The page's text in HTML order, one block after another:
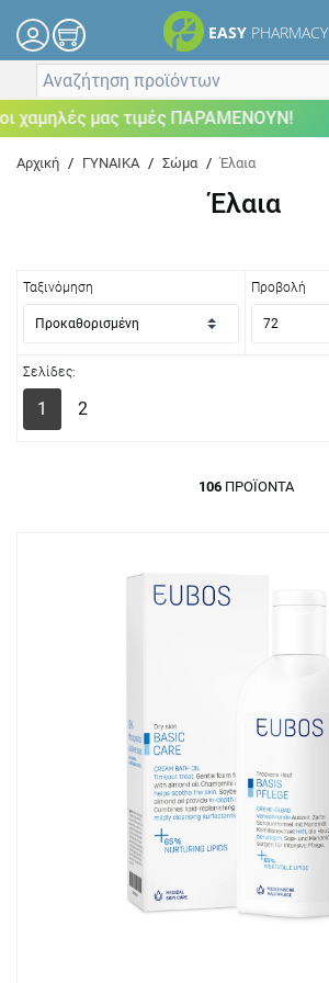
EASY PHARMACY
μας τιμές ΠΑΡΑΜΕΝΟΥΝ!
Αρχική / ΓΥΝΑΙΚΑ / Σώμα / Έλαια
Έλαια
Ταξινόμηση Προβολή
Σελίδες:
1 2
106ΠΡΟΪΌΝΤΑ